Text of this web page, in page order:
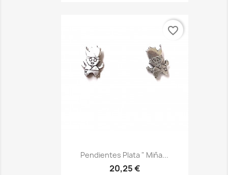
Pendientes Plata " Miña...
20,25 €
favorite_border